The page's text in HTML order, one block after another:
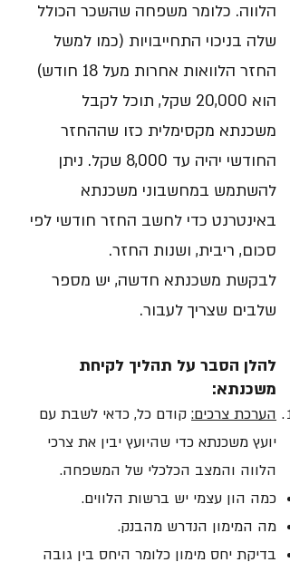
הלווה. כלומר משפחה שהשכר הכולל
שלה בניכוי התחייבויות (כמו למשל
החזר הלוואות אחרות מעל 18 חודש)
הוא 20,000 שקל, תוכל לקבל
משכנתא מקסימלית כזו שההחזר
החודשי יהיה עד 8,000 שקל. ניתן
להשתמש במחשבוני משכנתא
באינטרנט כדי לחשב החזר חודשי לפי
סכום, ריבית, ושנות החזר.
​לבקשת משכנתא חדשה, יש מספר
שלבים שצריך לעבור.
להלן הסבר על תהליך לקיחת
משכנתא:​
הערכת צרכים: קודם כל, כדאי לשבת עם
יועץ משכנתא כדי שהיועץ יבין את צרכי
הלווה והמצב הכלכלי של המשפחה.
כמה הון עצמי יש ברשות הלווים.
מה המימון הנדרש מהבנק.
בדיקת יחס מימון כלומר היחס בין גובה